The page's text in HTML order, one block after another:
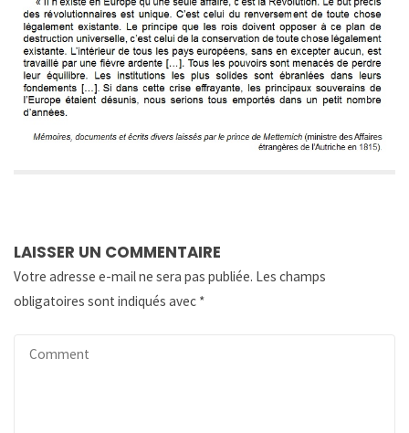
LAISSER UN COMMENTAIRE
Votre adresse e-mail ne sera pas publiée. Les champs
obligatoires sont indiqués avec *